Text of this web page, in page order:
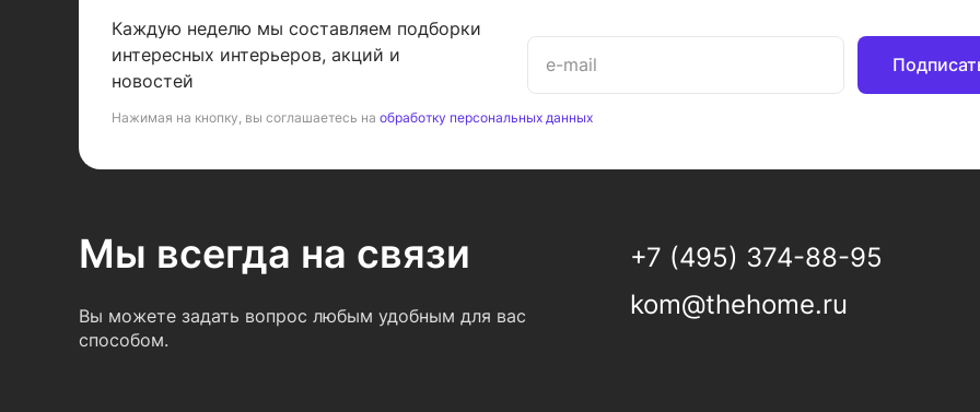
Каждую неделю мы составляем подборки
интересных интерьеров, акций и
новостей
Нажимая на кнопку, вы соглашаетесь на обработку персональных данных
Мы всегда на связи
Вы можете задать вопрос любым удобным для вас
способом.
+7 (495) 374-88-95
kom@thehome.ru